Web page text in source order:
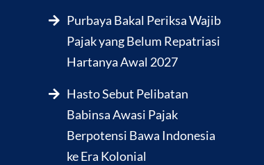
Purbaya Bakal Periksa Wajib
Pajak yang Belum Repatriasi
Hartanya Awal 2027
Hasto Sebut Pelibatan
Babinsa Awasi Pajak
Berpotensi Bawa Indonesia
ke Era Kolonial